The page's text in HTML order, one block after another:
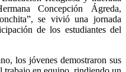
Concepción Ágreda,
se vivió una jornada
de los estudiantes del
los jóvenes demostraron sus